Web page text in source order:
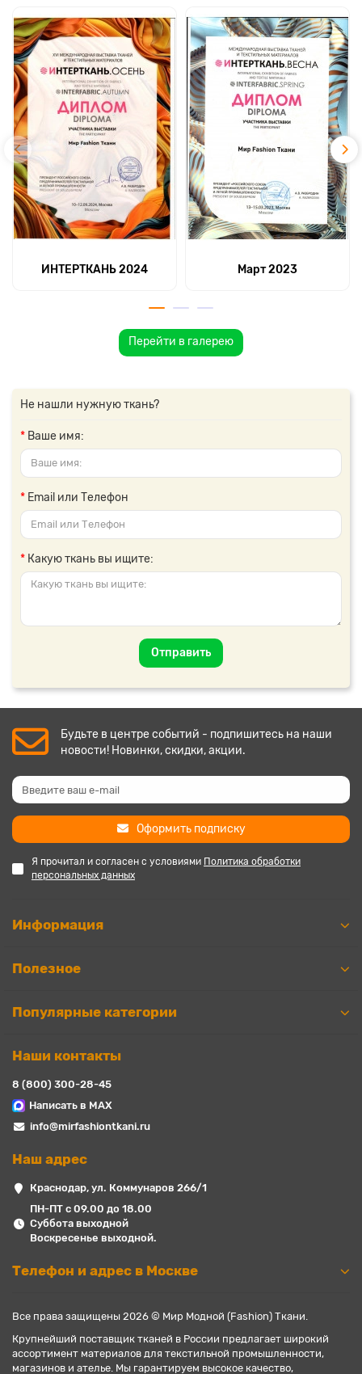
ИНТЕРТКАНЬ 2024 Март 2023
Перейти в галерею
Не нашли нужную ткань?
Ваше имя:
Email или Телефон
Какую ткань вы ищите:
Отправить
Будьте в центре событий - подпишитесь на наши
новости! Новинки, скидки, акции.
Оформить подписку
Я прочитал и согласен с условиями Политика обработки
персональных данных
Информация
Полезное
Популярные категории
Наши контакты
8 (800) 300-28-45
Написать в MAX
info@mirfashiontkani.ru
Наш адрес
Краснодар, ул. Коммунаров 266/1
ПН-ПТ с 09.00 до 18.00
Суббота выходной
Воскресенье выходной.
Телефон и адрес в Москве
Все права защищены 2026 © Мир Модной (Fashion) Ткани.
Крупнейший поставщик тканей в России предлагает широкий
ассортимент материалов для текстильной промышленности,
магазинов и ателье. Мы гарантируем высокое качество,